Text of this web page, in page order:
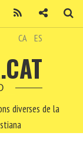
CA ES
diverses de la
Twitter Contacte